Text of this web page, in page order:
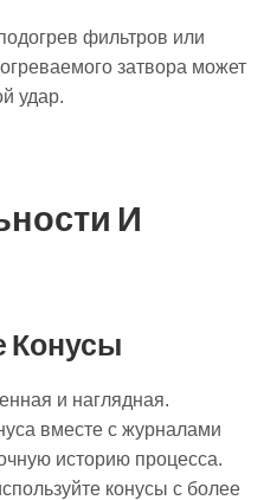
фильтров или
затвора может
удар.
И
Конусы
и наглядная.
вместе с журналами
историю процесса.
конусы с более